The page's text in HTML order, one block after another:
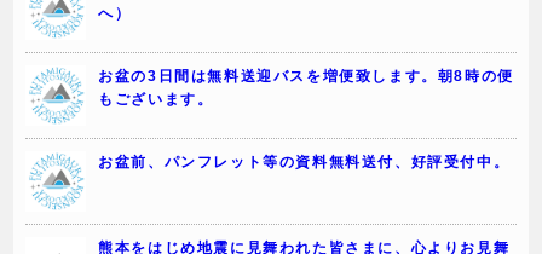
へ）
お盆の3日間は無料送迎バスを増便致します。朝8時の便
もございます。
お盆前、パンフレット等の資料無料送付、好評受付中。
熊本をはじめ地震に見舞われた皆さまに、心よりお見舞